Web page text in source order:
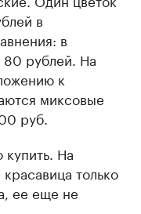
в
в
80 рублей. На
к
миксовые
руб.
На
только
ее еще не